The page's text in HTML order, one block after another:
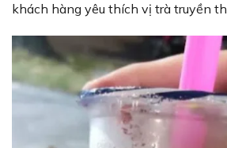
khách hàng yêu thích vị trà truyền